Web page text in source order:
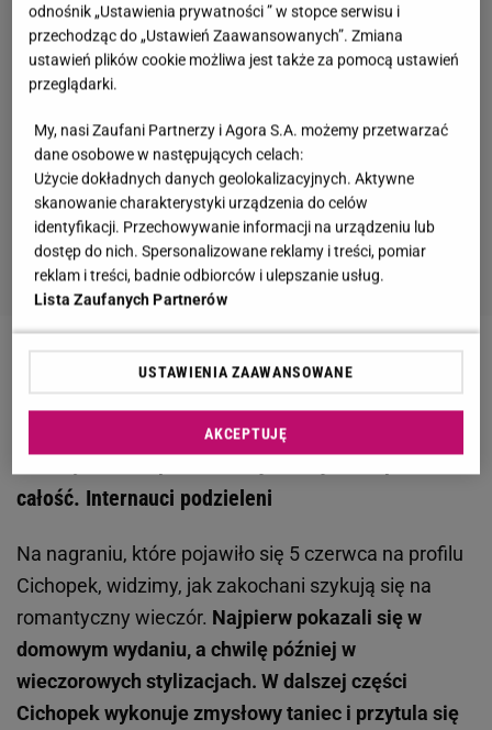
Zobacz wideoSerowska spotkała się z Cichopek:
Znam takie zagrywki I Galaktyka Plotek
Katarzyna Cichopek i Maciej Kurzajewski poszli na
całość. Internauci podzieleni
Na nagraniu, które pojawiło się 5 czerwca na profilu
Cichopek, widzimy, jak zakochani szykują się na
romantyczny wieczór. Najpierw pokazali się w
domowym wydaniu, a chwilę później w
wieczorowych stylizacjach. W dalszej części
Cichopek wykonuje zmysłowy taniec i przytula się
odnośnik „Ustawienia prywatności ” w stopce serwisu i
przechodząc do „Ustawień Zaawansowanych”. Zmiana
ustawień plików cookie możliwa jest także za pomocą ustawień
przeglądarki.
My, nasi Zaufani Partnerzy i Agora S.A. możemy przetwarzać
dane osobowe w następujących celach:
Użycie dokładnych danych geolokalizacyjnych. Aktywne
skanowanie charakterystyki urządzenia do celów
identyfikacji. Przechowywanie informacji na urządzeniu lub
dostęp do nich. Spersonalizowane reklamy i treści, pomiar
reklam i treści, badnie odbiorców i ulepszanie usług.
Lista Zaufanych Partnerów
USTAWIENIA ZAAWANSOWANE
AKCEPTUJĘ